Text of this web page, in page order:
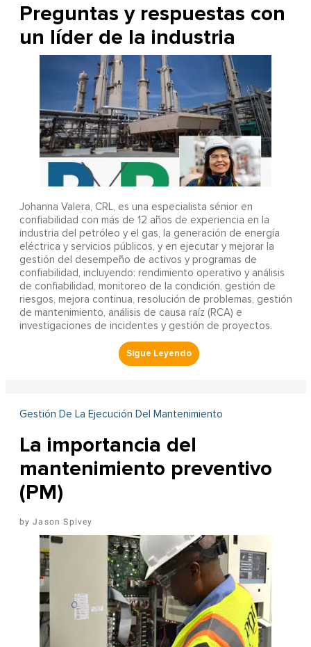
Preguntas y respuestas con
un líder de la industria
Johanna Valera, CRL, es una especialista sénior en
confiabilidad con más de 12 años de experiencia en la
industria del petróleo y el gas, la generación de energía
eléctrica y servicios públicos, y en ejecutar y mejorar la
gestión del desempeño de activos y programas de
confiabilidad, incluyendo: rendimiento operativo y análisis
de confiabilidad, monitoreo de la condición, gestión de
riesgos, mejora continua, resolución de problemas, gestión
de mantenimiento, análisis de causa raíz (RCA) e
investigaciones de incidentes y gestión de proyectos.
Gestión De La Ejecución Del Mantenimiento
La importancia del
mantenimiento preventivo
(PM)
Jason Spivey